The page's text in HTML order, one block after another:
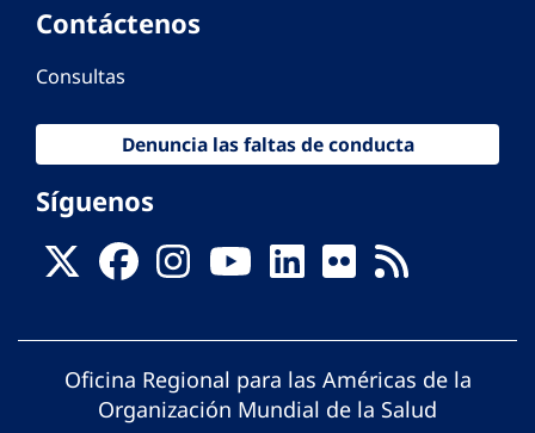
Contáctenos
Consultas
Denuncia las faltas de conducta
Síguenos
Oficina Regional para las Américas de la
Organización Mundial de la Salud